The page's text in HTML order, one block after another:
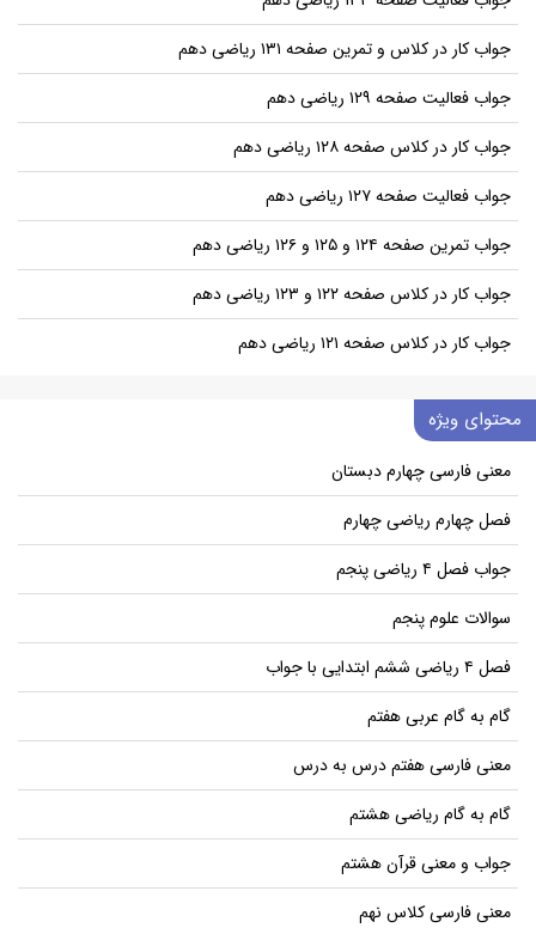
جواب کار در کلاس و تمرین صفحه ۱۳۱ ریاضی دهم
جواب فعالیت صفحه ۱۲۹ ریاضی دهم
جواب کار در کلاس صفحه ۱۲۸ ریاضی دهم
جواب فعالیت صفحه ۱۲۷ ریاضی دهم
جواب تمرین صفحه ۱۲۴ و ۱۲۵ و ۱۲۶ ریاضی دهم
جواب کار در کلاس صفحه ۱۲۲ و ۱۲۳ ریاضی دهم
جواب کار در کلاس صفحه ۱۲۱ ریاضی دهم
محتوای ویژه
معنی فارسی چهارم دبستان
فصل چهارم ریاضی چهارم
جواب فصل ۴ ریاضی پنجم
سوالات علوم پنجم
فصل ۴ ریاضی ششم ابتدایی با جواب
گام به گام عربی هفتم
معنی فارسی هفتم درس به درس
گام به گام ریاضی هشتم
جواب و معنی قرآن هشتم
معنی فارسی کلاس نهم